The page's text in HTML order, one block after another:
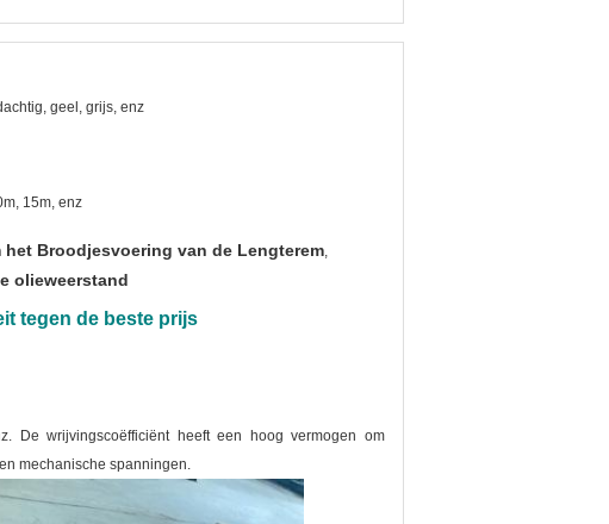
geel, grijs, enz
15m, enz
het Broodjesvoering van de Lengterem,
olieweerstand
tegen de beste prijs
De wrijvingscoëfficiënt heeft een hoog vermogen om
mechanische spanningen.